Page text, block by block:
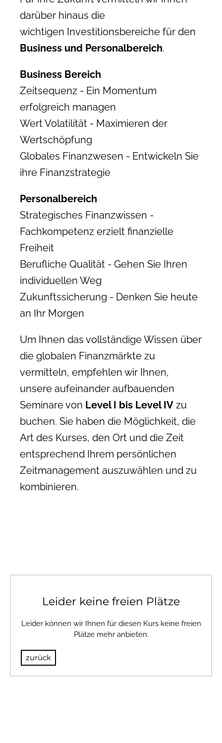
darüber hinaus die
wichtigen Investitionsbereiche für den
Business und Personalbereich.
Business Bereich
Zeitsequenz - Ein Momentum
erfolgreich managen
Wert Volatilität - Maximieren der
Wertschöpfung
Globales Finanzwesen - Entwickeln Sie
ihre Finanzstrategie
Personalbereich
Strategisches Finanzwissen -
Fachkompetenz erzielt finanzielle
Freiheit
Berufliche Qualität - Gehen Sie Ihren
individuellen Weg
Zukunftssicherung - Denken Sie heute
an Ihr Morgen
Um Ihnen das vollständige Wissen über
die globalen Finanzmärkte zu
vermitteln, empfehlen wir Ihnen,
unsere aufeinander aufbauenden
Seminare von Level I bis Level IV zu
buchen. Sie haben die Möglichkeit, die
Art des Kurses, den Ort und die Zeit
entsprechend Ihrem persönlichen
Zeitmanagement auszuwählen und zu
kombinieren.
Leider keine freien Plätze
Leider können wir Ihnen für diesen Kurs keine freien
Plätze mehr anbieten.
zurück